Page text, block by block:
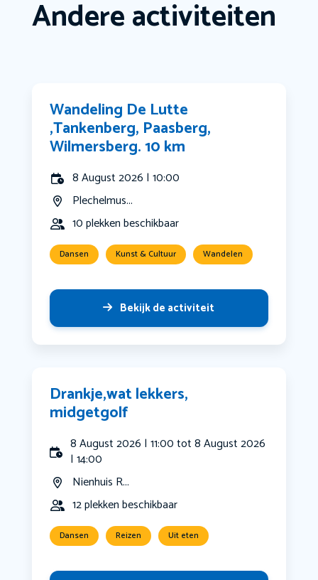
Andere activiteiten
Wandeling De Lutte
,Tankenberg, Paasberg,
Wilmersberg. 10 km
8 August 2026 | 10:00
Plechelmus...
10 plekken beschikbaar
Dansen Kunst & Cultuur Wandelen
Bekijk de activiteit
Drankje,wat lekkers,
midgetgolf
8 August 2026 | 11:00 tot 8 August 2026
| 14:00
Nienhuis R...
12 plekken beschikbaar
Dansen Reizen Uit eten